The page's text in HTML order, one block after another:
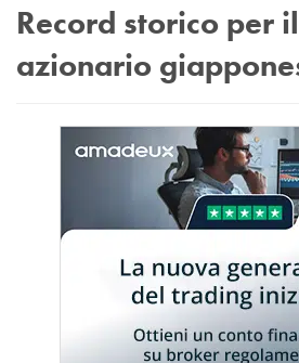
Record storico per
azionario